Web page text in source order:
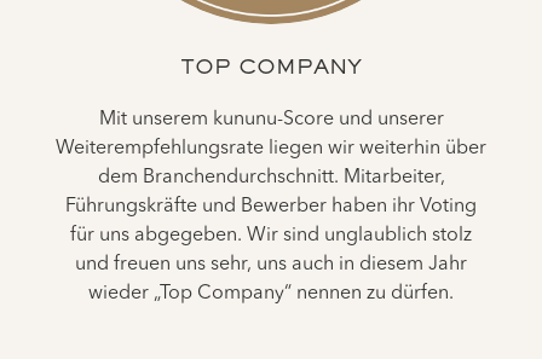
TOP COMPANY
Mit unserem kununu-Score und unserer
Weiterempfehlungsrate liegen wir weiterhin über
dem Branchendurchschnitt. Mitarbeiter,
Führungskräfte und Bewerber haben ihr Voting
für uns abgegeben. Wir sind unglaublich stolz
und freuen uns sehr, uns auch in diesem Jahr
wieder „Top Company“ nennen zu dürfen.